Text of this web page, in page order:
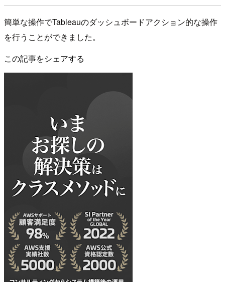
簡単な操作でTableauのダッシュボードアクション的な操作
を行うことができました。
この記事をシェアする